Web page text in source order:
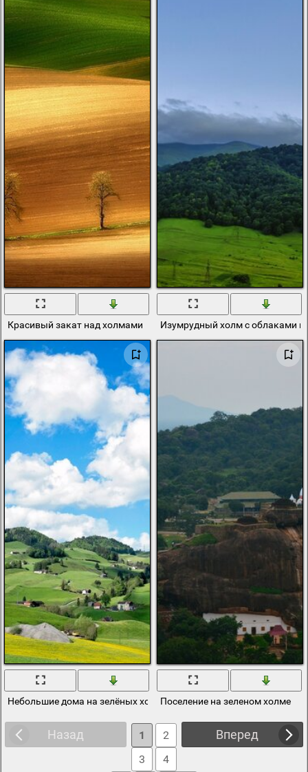
Красивый закат над холмами Изумрудный холм с облаками
Небольшие дома на зелёных холмахПоселение на зеленом холме
Назад Вперед
1
2
3
4